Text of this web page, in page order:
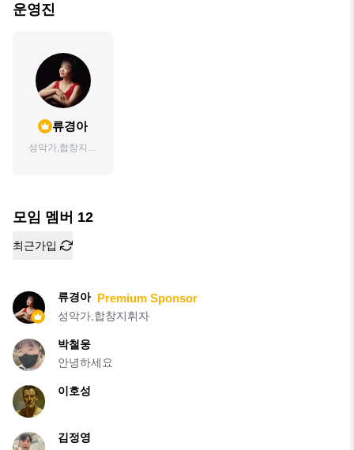
운영진
류경아
성악가,합창지휘
모임 멤버 12
최근가입
류경아 Premium Sponsor
성악가,합창지휘자
박철웅
안녕하세요
이호성
김정영